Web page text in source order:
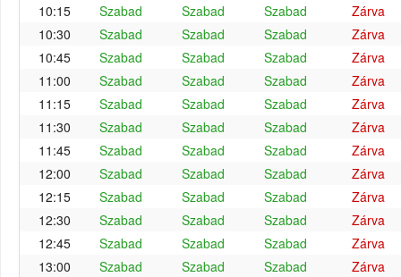
10:15
Szabad Szabad Szabad
Zárva
10:30
Szabad Szabad Szabad
Zárva
10:45
Szabad Szabad Szabad
Zárva
11:00
Szabad Szabad Szabad
Zárva
11:15
Szabad Szabad Szabad
Zárva
11:30
Szabad Szabad Szabad
Zárva
11:45
Szabad Szabad Szabad
Zárva
12:00
Szabad Szabad Szabad
Zárva
12:15
Szabad Szabad Szabad
Zárva
12:30
Szabad Szabad Szabad
Zárva
12:45
Szabad Szabad Szabad
Zárva
13:00
Szabad Szabad Szabad
Zárva